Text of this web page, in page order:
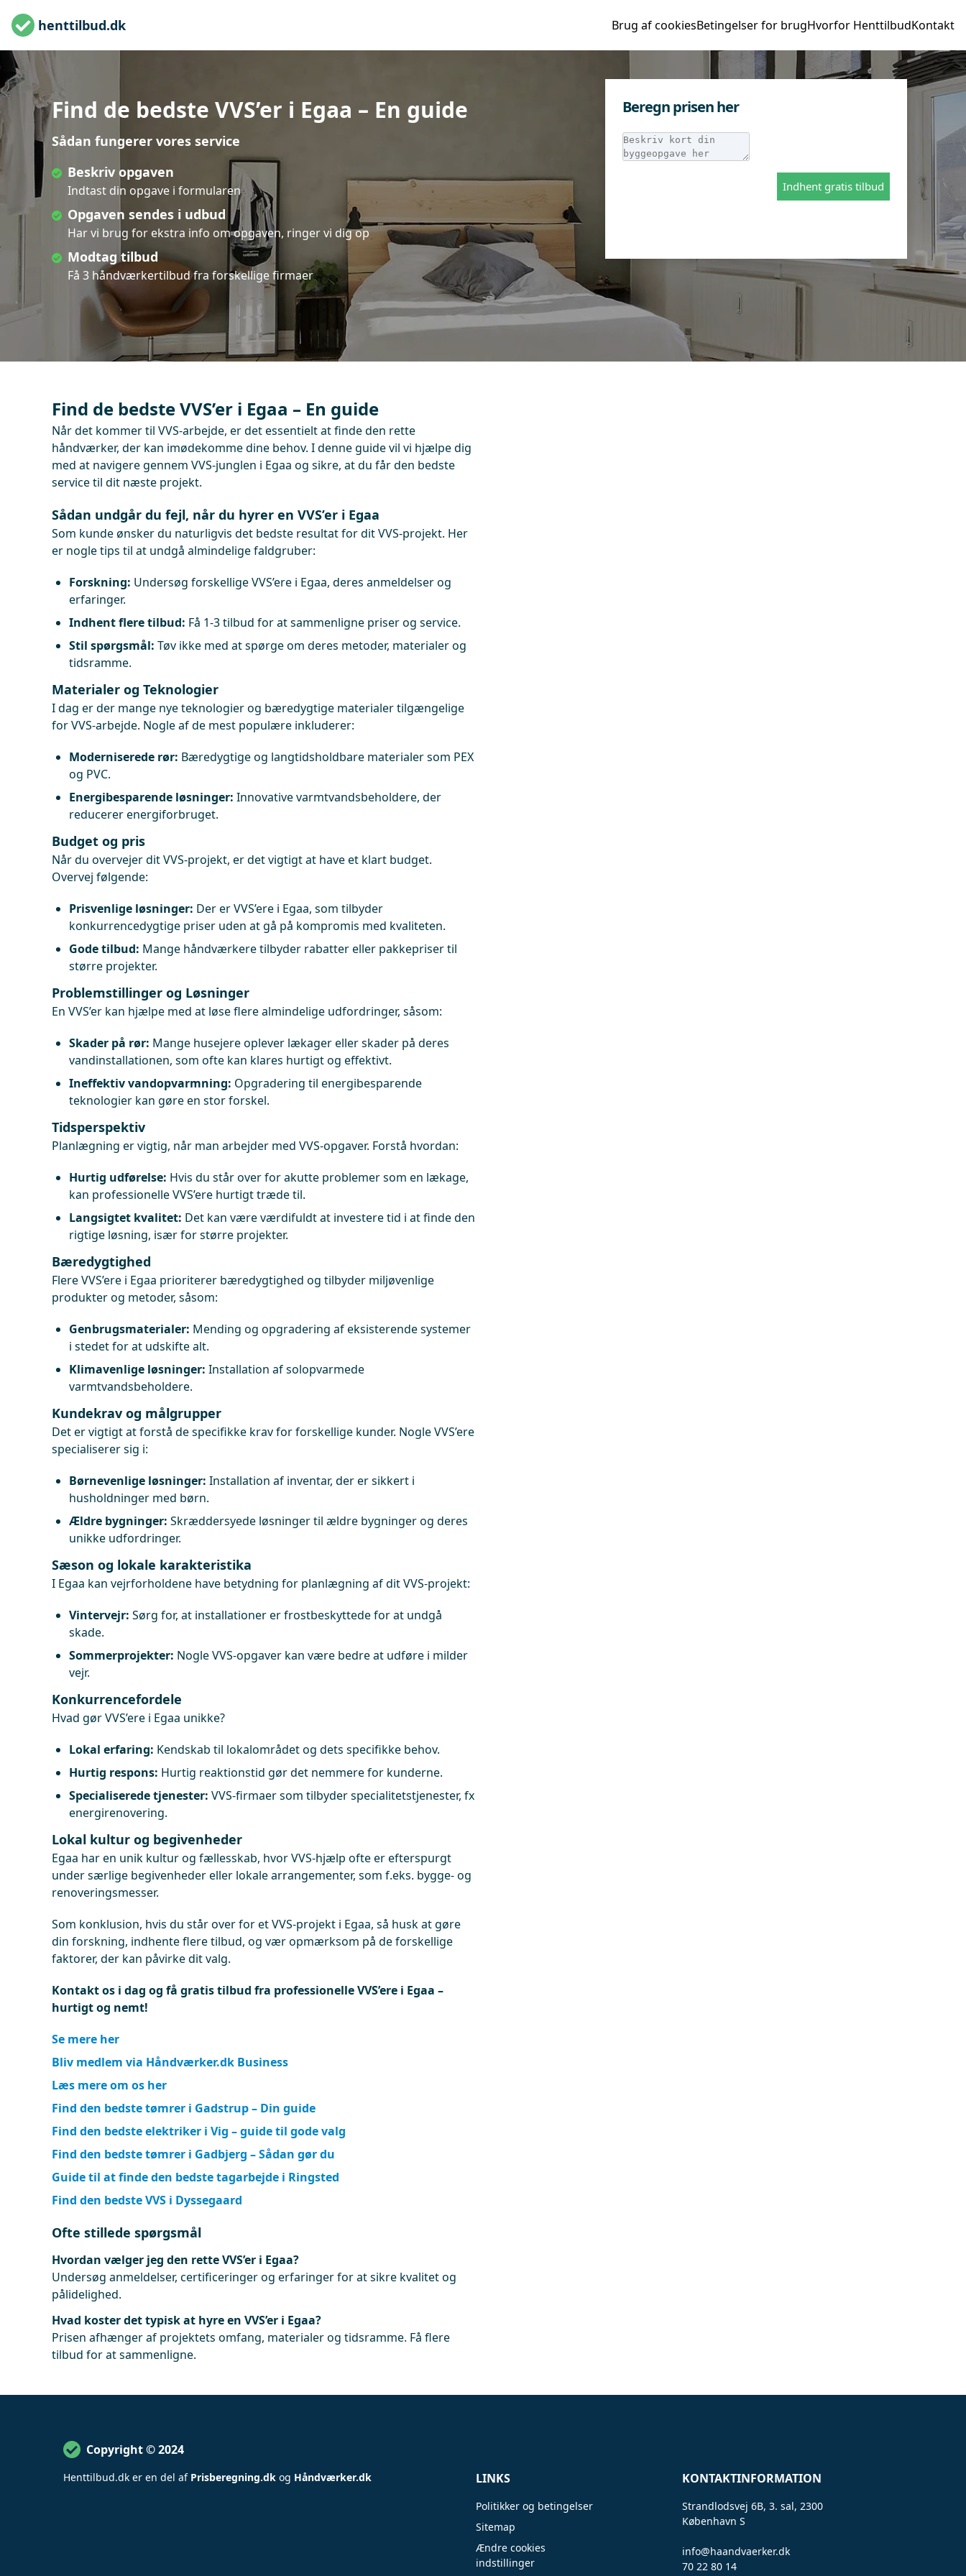
henttilbud.dk Brug af cookiesBetingelser for brugHvorfor HenttilbudKontakt
Find de bedste VVS’er i Egaa – En guide
Sådan fungerer vores service
Beskriv opgaven
Indtast din opgave i formularen
Opgaven sendes i udbud
Har vi brug for ekstra info om opgaven, ringer vi dig op
Modtag tilbud
Få 3 håndværkertilbud fra forskellige firmaer
Beregn prisen her
Indhent gratis tilbud
Find de bedste VVS’er i Egaa – En guide
Når det kommer til VVS-arbejde, er det essentielt at finde den rette
håndværker, der kan imødekomme dine behov. I denne guide vil vi hjælpe dig
med at navigere gennem VVS-junglen i Egaa og sikre, at du får den bedste
service til dit næste projekt.
Sådan undgår du fejl, når du hyrer en VVS’er i Egaa
Som kunde ønsker du naturligvis det bedste resultat for dit VVS-projekt. Her
er nogle tips til at undgå almindelige faldgruber:
Forskning: Undersøg forskellige VVS’ere i Egaa, deres anmeldelser og
erfaringer.
Indhent flere tilbud: Få 1-3 tilbud for at sammenligne priser og service.
Stil spørgsmål: Tøv ikke med at spørge om deres metoder, materialer og
tidsramme.
Materialer og Teknologier
I dag er der mange nye teknologier og bæredygtige materialer tilgængelige
for VVS-arbejde. Nogle af de mest populære inkluderer:
Moderniserede rør: Bæredygtige og langtidsholdbare materialer som PEX
og PVC.
Energibesparende løsninger: Innovative varmtvandsbeholdere, der
reducerer energiforbruget.
Budget og pris
Når du overvejer dit VVS-projekt, er det vigtigt at have et klart budget.
Overvej følgende:
Prisvenlige løsninger: Der er VVS’ere i Egaa, som tilbyder
konkurrencedygtige priser uden at gå på kompromis med kvaliteten.
Gode tilbud: Mange håndværkere tilbyder rabatter eller pakkepriser til
større projekter.
Problemstillinger og Løsninger
En VVS’er kan hjælpe med at løse flere almindelige udfordringer, såsom:
Skader på rør: Mange husejere oplever lækager eller skader på deres
vandinstallationen, som ofte kan klares hurtigt og effektivt.
Ineffektiv vandopvarmning: Opgradering til energibesparende
teknologier kan gøre en stor forskel.
Tidsperspektiv
Planlægning er vigtig, når man arbejder med VVS-opgaver. Forstå hvordan:
Hurtig udførelse: Hvis du står over for akutte problemer som en lækage,
kan professionelle VVS’ere hurtigt træde til.
Langsigtet kvalitet: Det kan være værdifuldt at investere tid i at finde den
rigtige løsning, især for større projekter.
Bæredygtighed
Flere VVS’ere i Egaa prioriterer bæredygtighed og tilbyder miljøvenlige
produkter og metoder, såsom:
Genbrugsmaterialer: Mending og opgradering af eksisterende systemer
i stedet for at udskifte alt.
Klimavenlige løsninger: Installation af solopvarmede
varmtvandsbeholdere.
Kundekrav og målgrupper
Det er vigtigt at forstå de specifikke krav for forskellige kunder. Nogle VVS’ere
specialiserer sig i:
Børnevenlige løsninger: Installation af inventar, der er sikkert i
husholdninger med børn.
Ældre bygninger: Skræddersyede løsninger til ældre bygninger og deres
unikke udfordringer.
Sæson og lokale karakteristika
I Egaa kan vejrforholdene have betydning for planlægning af dit VVS-projekt:
Vintervejr: Sørg for, at installationer er frostbeskyttede for at undgå
skade.
Sommerprojekter: Nogle VVS-opgaver kan være bedre at udføre i milder
vejr.
Konkurrencefordele
Hvad gør VVS’ere i Egaa unikke?
Lokal erfaring: Kendskab til lokalområdet og dets specifikke behov.
Hurtig respons: Hurtig reaktionstid gør det nemmere for kunderne.
Specialiserede tjenester: VVS-firmaer som tilbyder specialitetstjenester, fx
energirenovering.
Lokal kultur og begivenheder
Egaa har en unik kultur og fællesskab, hvor VVS-hjælp ofte er efterspurgt
under særlige begivenheder eller lokale arrangementer, som f.eks. bygge- og
renoveringsmesser.
Som konklusion, hvis du står over for et VVS-projekt i Egaa, så husk at gøre
din forskning, indhente flere tilbud, og vær opmærksom på de forskellige
faktorer, der kan påvirke dit valg.
Kontakt os i dag og få gratis tilbud fra professionelle VVS’ere i Egaa –
hurtigt og nemt!
Se mere her
Bliv medlem via Håndværker.dk Business
Læs mere om os her
Find den bedste tømrer i Gadstrup – Din guide
Find den bedste elektriker i Vig – guide til gode valg
Find den bedste tømrer i Gadbjerg – Sådan gør du
Guide til at finde den bedste tagarbejde i Ringsted
Find den bedste VVS i Dyssegaard
Ofte stillede spørgsmål
Hvordan vælger jeg den rette VVS’er i Egaa?
Undersøg anmeldelser, certificeringer og erfaringer for at sikre kvalitet og
pålidelighed.
Hvad koster det typisk at hyre en VVS’er i Egaa?
Prisen afhænger af projektets omfang, materialer og tidsramme. Få flere
tilbud for at sammenligne.
Copyright © 2024
Henttilbud.dk er en del af Prisberegning.dk og Håndværker.dk LINKS
Politikker og betingelser
Sitemap
Ændre cookies
indstillinger
KONTAKTINFORMATION
Strandlodsvej 6B, 3. sal, 2300
København S
info@haandvaerker.dk
70 22 80 14